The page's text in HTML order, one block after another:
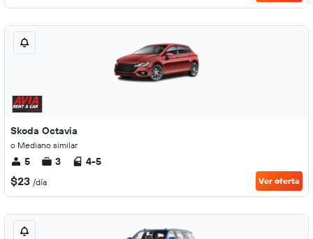
Skoda Octavia
o Mediano similar
5 3 4-5
$23 /día Ver oferta